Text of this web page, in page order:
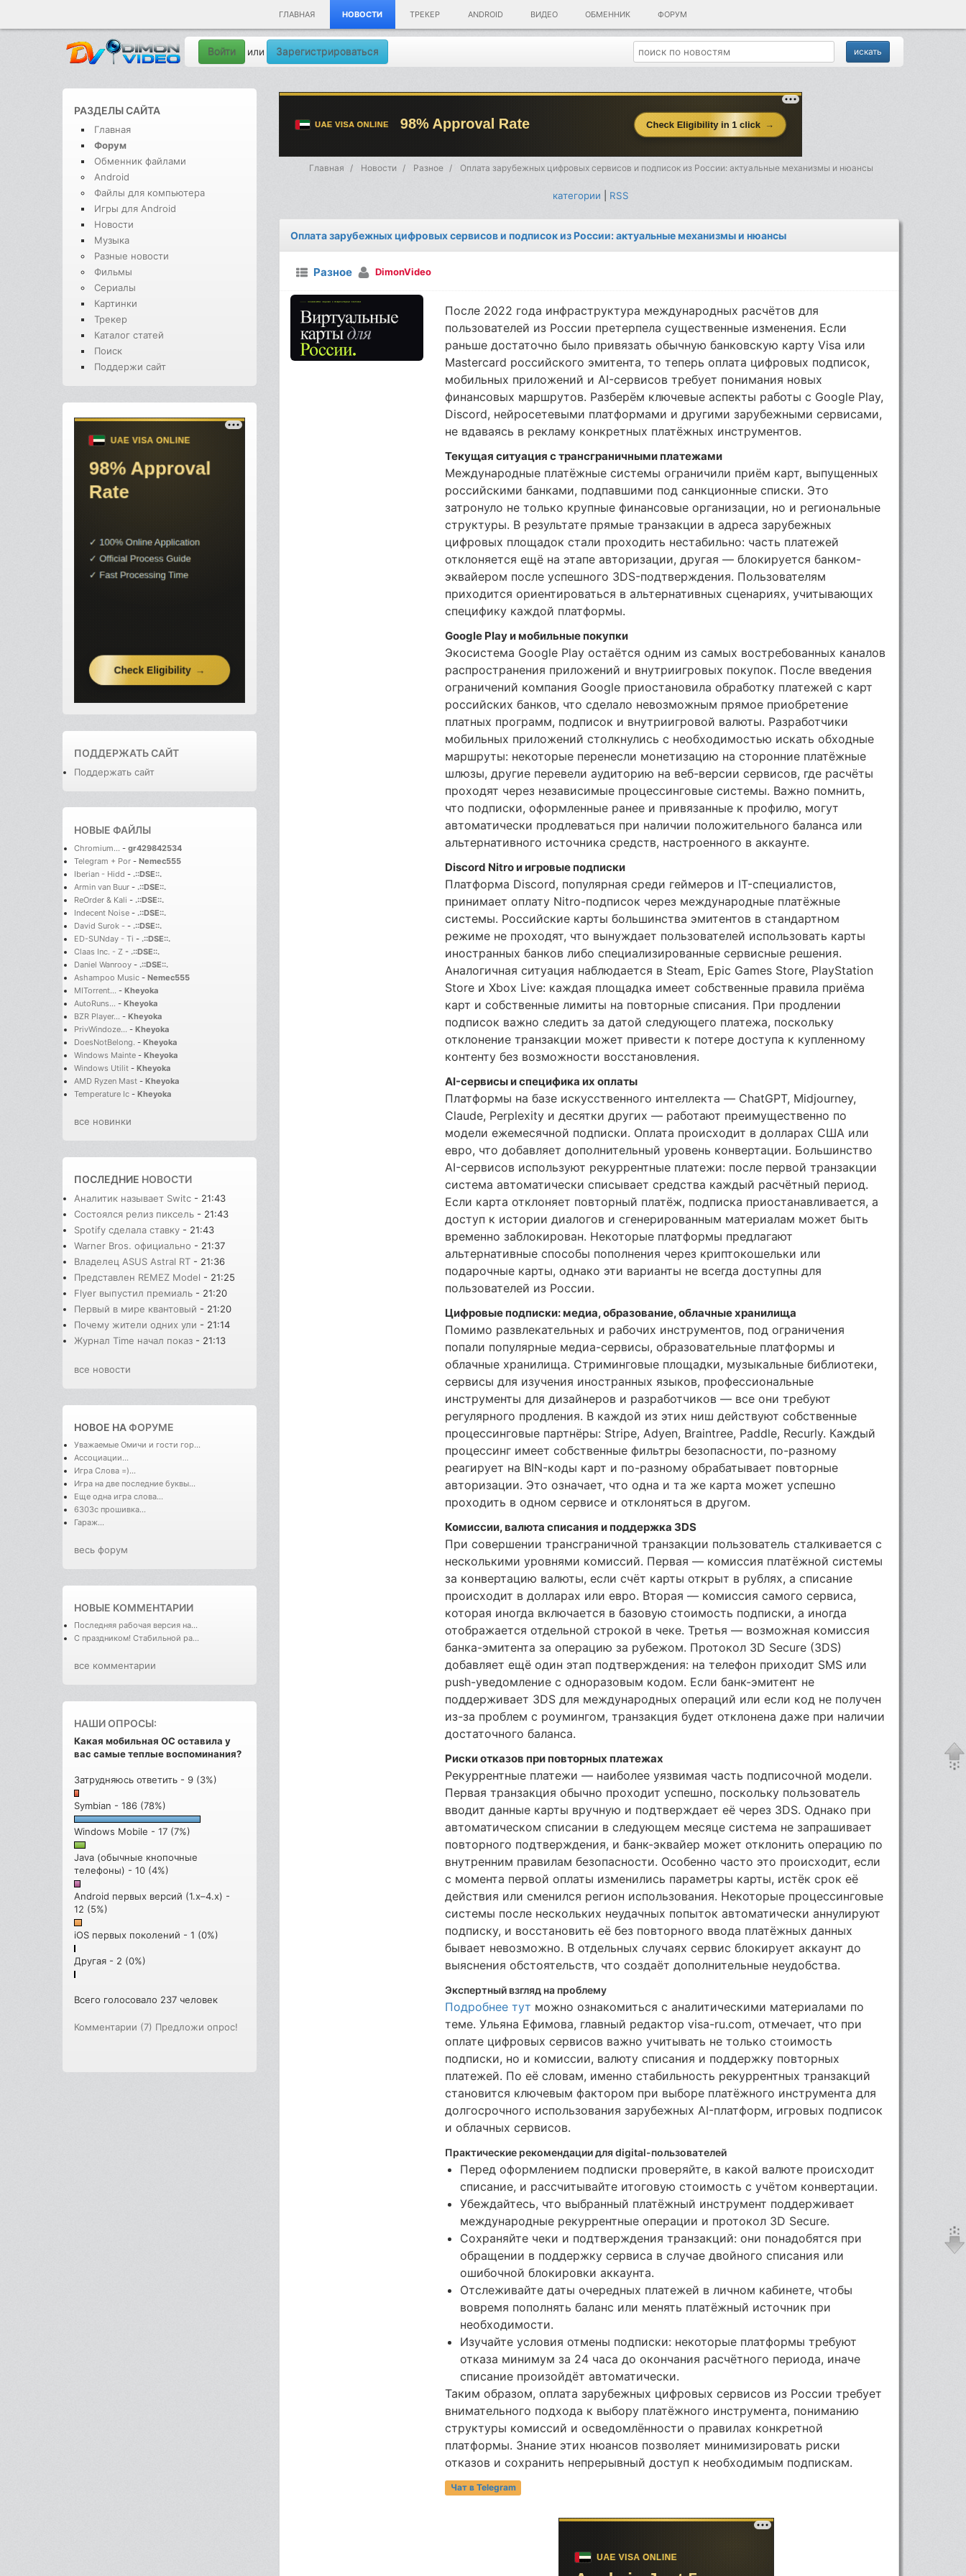
ГЛАВНАЯ НОВОСТИ ТРЕКЕР ANDROID ВИДЕО ОБМЕННИК ФОРУМ
Войти или Зарегистрироваться
РАЗДЕЛЫ САЙТА
Главная
Форум
Обменник файлами
Android
Файлы для компьютера
Игры для Android
Новости
Музыка
Разные новости
Фильмы
Сериалы
Картинки
Трекер
Каталог статей
Поиск
Поддержи сайт
ПОДДЕРЖАТЬ САЙТ
Поддержать сайт
НОВЫЕ ФАЙЛЫ
Chromium... - gr429842534
Telegram + Por - Nemec555
Iberian - Hidd - .::DSE::.
Armin van Buur - .::DSE::.
ReOrder & Kali - .::DSE::.
Indecent Noise - .::DSE::.
David Surok - - .::DSE::.
ED-SUNday - Ti - .::DSE::.
Claas Inc. - Z - .::DSE::.
Daniel Wanrooy - .::DSE::.
Ashampoo Music - Nemec555
MITorrent... - Kheyoka
AutoRuns... - Kheyoka
BZR Player... - Kheyoka
PrivWindoze... - Kheyoka
DoesNotBelong. - Kheyoka
Windows Mainte - Kheyoka
Windows Utilit - Kheyoka
AMD Ryzen Mast - Kheyoka
Temperature Ic - Kheyoka
все новинки
ПОСЛЕДНИЕ НОВОСТИ
Аналитик называет Switc - 21:43
Состоялся релиз пиксель - 21:43
Spotify сделала ставку - 21:43
Warner Bros. официально - 21:37
Владелец ASUS Astral RT - 21:36
Представлен REMEZ Model - 21:25
Flyer выпустил премиаль - 21:20
Первый в мире квантовый - 21:20
Почему жители одних ули - 21:14
Журнал Time начал показ - 21:13
все новости
НОВОЕ НАФОРУМЕ
Уважаемые Омичи и гости гор...
Ассоциации...
Игра Слова =)...
Игра на две последние буквы...
Еще одна игра слова...
6303с прошивка...
Гараж...
весь форум
НОВЫЕ КОММЕНТАРИИ
Последняя рабочая версия на...
С праздником! Стабильной ра...
все комментарии
НАШИ ОПРОСЫ:
Какая мобильная ОС оставила у
вас самые теплые воспоминания?
Затрудняюсь ответить - 9 (3%)
Symbian - 186 (78%)
Windows Mobile - 17 (7%)
Java (обычные кнопочные
телефоны) - 10 (4%)
Android первых версий (1.x–4.x) -
12 (5%)
iOS первых поколений - 1 (0%)
Другая - 2 (0%)
Всего голосовало 237 человек
Комментарии (7) Предложи опрос!
Главная Новости Разное Оплата зарубежных цифровых сервисов и подписок из России: актуальные механизмы и нюансы
категории RSS
Оплата зарубежных цифровых сервисов и подписок из России: актуальные механизмы и нюансы
Разное DimonVideo
После 2022 года инфраструктура международных расчётов для
пользователей из России претерпела существенные изменения. Если
раньше достаточно было привязать обычную банковскую карту Visa или
Mastercard российского эмитента, то теперь оплата цифровых подписок,
мобильных приложений и AI-сервисов требует понимания новых
финансовых маршрутов. Разберём ключевые аспекты работы с Google Play,
Discord, нейросетевыми платформами и другими зарубежными сервисами,
не вдаваясь в рекламу конкретных платёжных инструментов.
Текущая ситуация с трансграничными платежами
Международные платёжные системы ограничили приём карт, выпущенных
российскими банками, подпавшими под санкционные списки. Это
затронуло не только крупные финансовые организации, но и региональные
структуры. В результате прямые транзакции в адреса зарубежных
цифровых площадок стали проходить нестабильно: часть платежей
отклоняется ещё на этапе авторизации, другая — блокируется банком-
эквайером после успешного 3DS-подтверждения. Пользователям
приходится ориентироваться в альтернативных сценариях, учитывающих
специфику каждой платформы.
Google Play и мобильные покупки
Экосистема Google Play остаётся одним из самых востребованных каналов
распространения приложений и внутриигровых покупок. После введения
ограничений компания Google приостановила обработку платежей с карт
российских банков, что сделало невозможным прямое приобретение
платных программ, подписок и внутриигровой валюты. Разработчики
мобильных приложений столкнулись с необходимостью искать обходные
маршруты: некоторые перенесли монетизацию на сторонние платёжные
шлюзы, другие перевели аудиторию на веб-версии сервисов, где расчёты
проходят через независимые процессинговые системы. Важно помнить,
что подписки, оформленные ранее и привязанные к профилю, могут
автоматически продлеваться при наличии положительного баланса или
альтернативного источника средств, настроенного в аккаунте.
Discord Nitro и игровые подписки
Платформа Discord, популярная среди геймеров и IT-специалистов,
принимает оплату Nitro-подписок через международные платёжные
системы. Российские карты большинства эмитентов в стандартном
режиме не проходят, что вынуждает пользователей использовать карты
иностранных банков либо специализированные сервисные решения.
Аналогичная ситуация наблюдается в Steam, Epic Games Store, PlayStation
Store и Xbox Live: каждая площадка имеет собственные правила приёма
карт и собственные лимиты на повторные списания. При продлении
подписок важно следить за датой следующего платежа, поскольку
отклонение транзакции может привести к потере доступа к купленному
контенту без возможности восстановления.
AI-сервисы и специфика их оплаты
Платформы на базе искусственного интеллекта — ChatGPT, Midjourney,
Claude, Perplexity и десятки других — работают преимущественно по
модели ежемесячной подписки. Оплата происходит в долларах США или
евро, что добавляет дополнительный уровень конвертации. Большинство
AI-сервисов используют рекуррентные платежи: после первой транзакции
система автоматически списывает средства каждый расчётный период.
Если карта отклоняет повторный платёж, подписка приостанавливается, а
доступ к истории диалогов и сгенерированным материалам может быть
временно заблокирован. Некоторые платформы предлагают
альтернативные способы пополнения через криптокошельки или
подарочные карты, однако эти варианты не всегда доступны для
пользователей из России.
Цифровые подписки: медиа, образование, облачные хранилища
Помимо развлекательных и рабочих инструментов, под ограничения
попали популярные медиа-сервисы, образовательные платформы и
облачные хранилища. Стриминговые площадки, музыкальные библиотеки,
сервисы для изучения иностранных языков, профессиональные
инструменты для дизайнеров и разработчиков — все они требуют
регулярного продления. В каждой из этих ниш действуют собственные
процессинговые партнёры: Stripe, Adyen, Braintree, Paddle, Recurly. Каждый
процессинг имеет собственные фильтры безопасности, по-разному
реагирует на BIN-коды карт и по-разному обрабатывает повторные
авторизации. Это означает, что одна и та же карта может успешно
проходить в одном сервисе и отклоняться в другом.
Комиссии, валюта списания и поддержка 3DS
При совершении трансграничной транзакции пользователь сталкивается с
несколькими уровнями комиссий. Первая — комиссия платёжной системы
за конвертацию валюты, если счёт карты открыт в рублях, а списание
происходит в долларах или евро. Вторая — комиссия самого сервиса,
которая иногда включается в базовую стоимость подписки, а иногда
отображается отдельной строкой в чеке. Третья — возможная комиссия
банка-эмитента за операцию за рубежом. Протокол 3D Secure (3DS)
добавляет ещё один этап подтверждения: на телефон приходит SMS или
push-уведомление с одноразовым кодом. Если банк-эмитент не
поддерживает 3DS для международных операций или если код не получен
из-за проблем с роумингом, транзакция будет отклонена даже при наличии
достаточного баланса.
Риски отказов при повторных платежах
Рекуррентные платежи — наиболее уязвимая часть подписочной модели.
Первая транзакция обычно проходит успешно, поскольку пользователь
вводит данные карты вручную и подтверждает её через 3DS. Однако при
автоматическом списании в следующем месяце система не запрашивает
повторного подтверждения, и банк-эквайер может отклонить операцию по
внутренним правилам безопасности. Особенно часто это происходит, если
с момента первой оплаты изменились параметры карты, истёк срок её
действия или сменился регион использования. Некоторые процессинговые
системы после нескольких неудачных попыток автоматически аннулируют
подписку, и восстановить её без повторного ввода платёжных данных
бывает невозможно. В отдельных случаях сервис блокирует аккаунт до
выяснения обстоятельств, что создаёт дополнительные неудобства.
Экспертный взгляд на проблему
Подробнее тут можно ознакомиться с аналитическими материалами по
теме. Ульяна Ефимова, главный редактор visa-ru.com, отмечает, что при
оплате цифровых сервисов важно учитывать не только стоимость
подписки, но и комиссии, валюту списания и поддержку повторных
платежей. По её словам, именно стабильность рекуррентных транзакций
становится ключевым фактором при выборе платёжного инструмента для
долгосрочного использования зарубежных AI-платформ, игровых подписок
и облачных сервисов.
Практические рекомендации для digital-пользователей
Перед оформлением подписки проверяйте, в какой валюте происходит
списание, и рассчитывайте итоговую стоимость с учётом конвертации.
Убеждайтесь, что выбранный платёжный инструмент поддерживает
международные рекуррентные операции и протокол 3D Secure.
Сохраняйте чеки и подтверждения транзакций: они понадобятся при
обращении в поддержку сервиса в случае двойного списания или
ошибочной блокировки аккаунта.
Отслеживайте даты очередных платежей в личном кабинете, чтобы
вовремя пополнять баланс или менять платёжный источник при
необходимости.
Изучайте условия отмены подписки: некоторые платформы требуют
отказа минимум за 24 часа до окончания расчётного периода, иначе
списание произойдёт автоматически.
Таким образом, оплата зарубежных цифровых сервисов из России требует
внимательного подхода к выбору платёжного инструмента, пониманию
структуры комиссий и осведомлённости о правилах конкретной
платформы. Знание этих нюансов позволяет минимизировать риски
отказов и сохранить непрерывный доступ к необходимым подпискам.
Чат в Telegram